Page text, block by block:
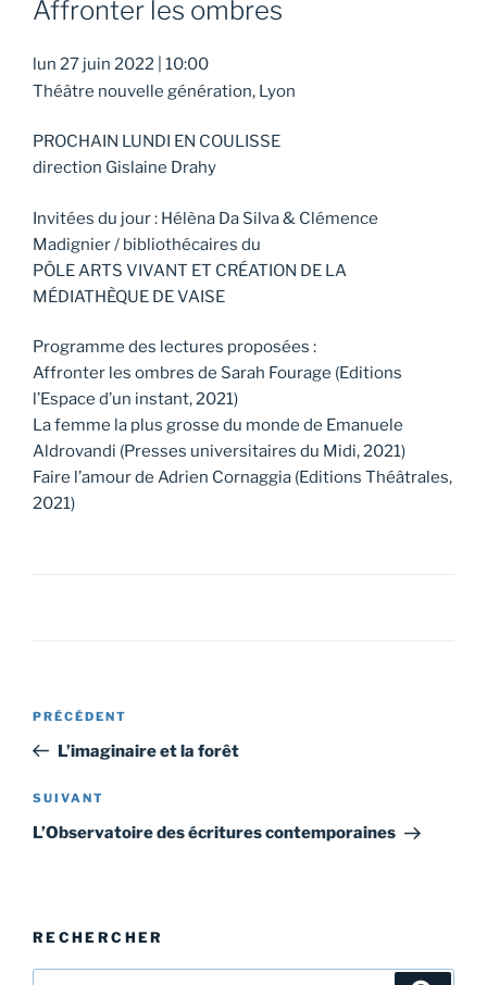
Affronter les ombres
lun 27 juin 2022 10:00
Théâtre nouvelle génération, Lyon
PROCHAIN LUNDI EN COULISSE
direction Gislaine Drahy
Invitées du jour : Hélèna Da Silva & Clémence
Madignier / bibliothécaires du
PÔLE ARTS VIVANT ET CRÉATION DE LA
MÉDIATHÈQUE DE VAISE
Programme des lectures proposées :
Affronter les ombres de Sarah Fourage (Editions
l’Espace d’un instant, 2021)
La femme la plus grosse du monde de Emanuele
Aldrovandi (Presses universitaires du Midi, 2021)
Faire l’amour de Adrien Cornaggia (Editions Théâtrales,
2021)
Navigation
l’article
Article
précédent
PRÉCÉDENT
L’imaginaire et la forêt
Article
suivant
SUIVANT
L’Observatoire des écritures contemporaines
RECHERCHER